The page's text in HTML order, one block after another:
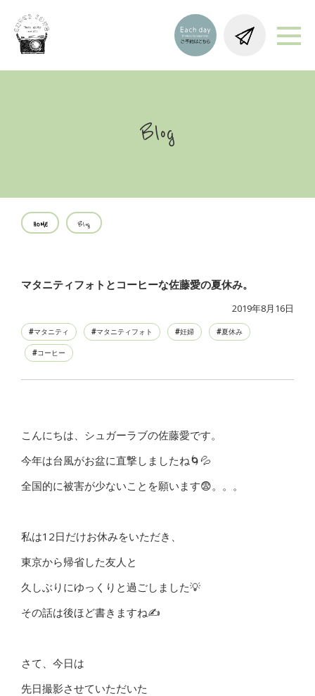
Blog
HOME Blog
マタニティフォトとコーヒーな佐藤愛の夏休み。
2019年8月16日
マタニティ マタニティフォト 妊婦 夏休み
コーヒー
こんにちは、シュガーラブの佐藤愛です。
今年は台風がお盆に直撃しましたね🌀💦
全国的に被害が少ないことを願います😨。。。
私は12日だけお休みをいただき、
東京から帰省した友人と
久しぶりにゆっくりと過ごしました💡
その話は後ほど書きますね✍
さて、今日は
先日撮影させていただいた